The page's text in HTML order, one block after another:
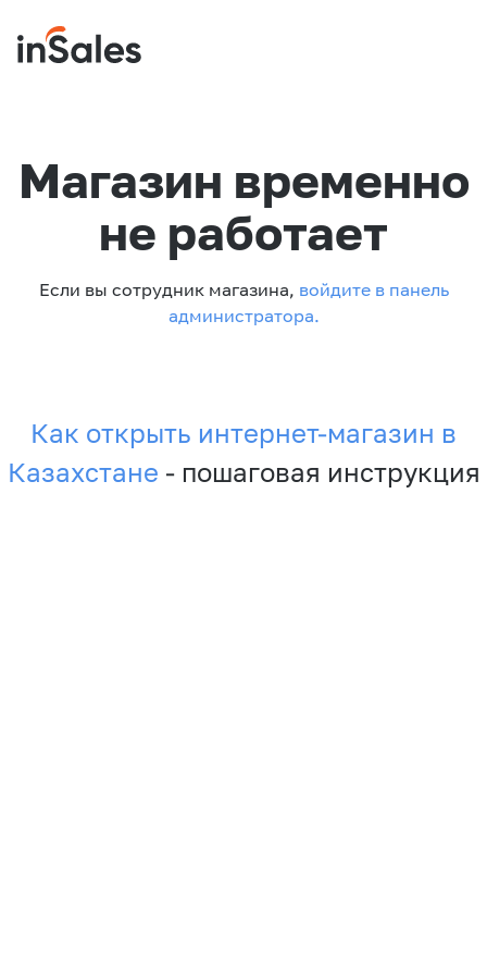
Магазин временно
не работает
Если вы сотрудник магазина, войдите в панель
администратора.
Как открыть интернет-магазин в
Казахстане - пошаговая инструкция